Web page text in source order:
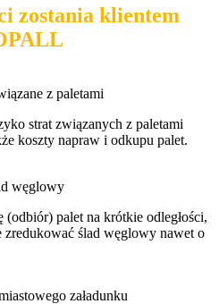
zostania klientem
z paletami
strat związanych z paletami
koszty napraw i odkupu palet.
węglowy
palet na krótkie odległości,
zredukować ślad węglowy nawet o
załadunku